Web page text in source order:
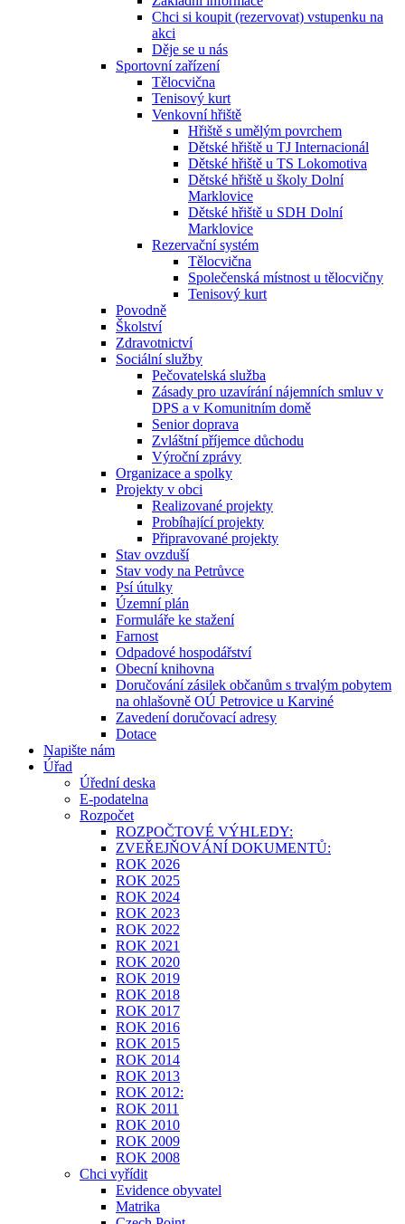
Chci si koupit (rezervovat) vstupenku na
akci
Děje se u nás
Sportovní zařízení
Tělocvična
Tenisový kurt
Venkovní hřiště
Hřiště s umělým povrchem
Dětské hřiště u TJ Internacionál
Dětské hřiště u TS Lokomotiva
Dětské hřiště u školy Dolní
Marklovice
Dětské hřiště u SDH Dolní
Marklovice
Rezervační systém
Tělocvična
Společenská místnost u tělocvičny
Tenisový kurt
Povodně
Školství
Zdravotnictví
Sociální služby
Pečovatelská služba
Zásady pro uzavírání nájemních smluv v
DPS a v Komunitním domě
Senior doprava
Zvláštní příjemce důchodu
Výroční zprávy
Organizace a spolky
Projekty v obci
Realizované projekty
Probíhající projekty
Připravované projekty
Stav ovzduší
Stav vody na Petrůvce
Psí útulky
Územní plán
Formuláře ke stažení
Farnost
Odpadové hospodářství
Obecní knihovna
Doručování zásilek občanům s trvalým pobytem
na ohlašovně OÚ Petrovice u Karviné
Zavedení doručovací adresy
Dotace
Napište nám
Úřad
Úřední deska
E-podatelna
Rozpočet
ROZPOČTOVÉ VÝHLEDY:
ZVEŘEJŇOVÁNÍ DOKUMENTŮ:
ROK 2026
ROK 2025
ROK 2024
ROK 2023
ROK 2022
ROK 2021
ROK 2020
ROK 2019
ROK 2018
ROK 2017
ROK 2016
ROK 2015
ROK 2014
ROK 2013
ROK 2012:
ROK 2011
ROK 2010
ROK 2009
ROK 2008
Chci vyřídit
Evidence obyvatel
Matrika